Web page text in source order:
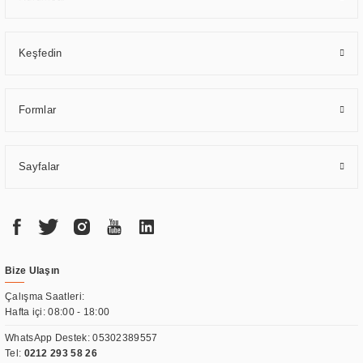
Keşfedin
Formlar
Sayfalar
Bize Ulaşın
Çalışma Saatleri:
Hafta içi: 08:00 - 18:00
WhatsApp Destek:05302389557
Tel: 0212 293 58 26